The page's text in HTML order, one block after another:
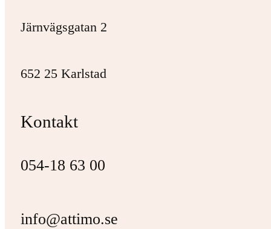
Järnvägsgatan 2
652 25 Karlstad
Kontakt
054-18 63 00
info@attimo.se